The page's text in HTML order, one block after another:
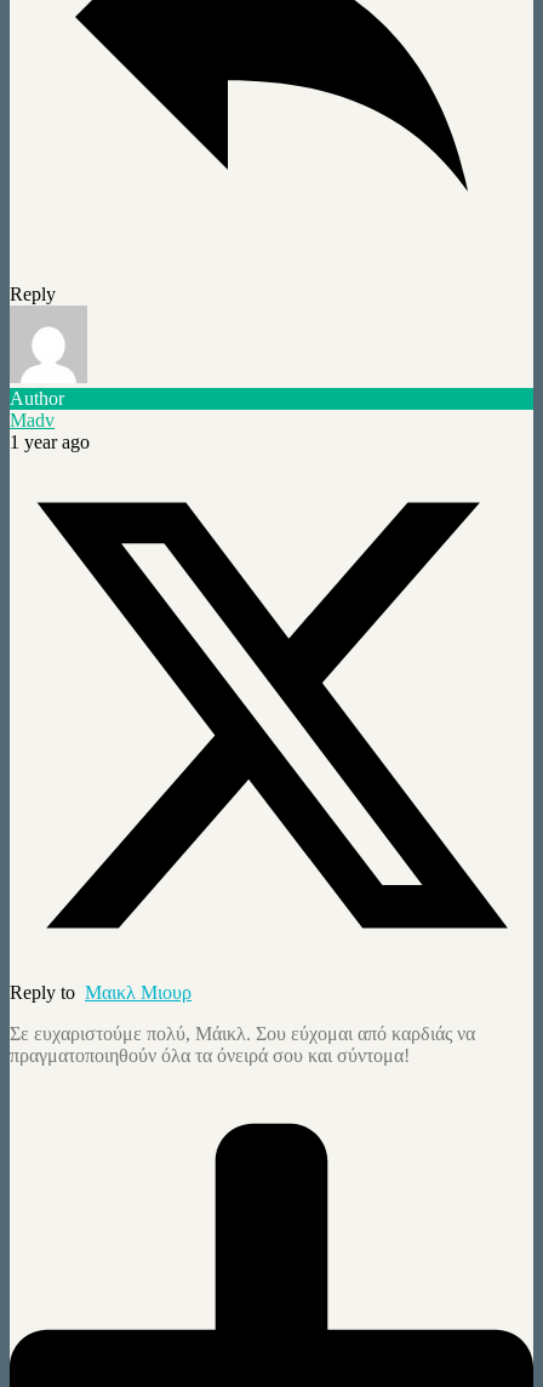
Reply
Author
Madv
1 year ago
Reply to Mαικλ Μιουρ
Σε ευχαριστούμε πολύ, Μάικλ. Σου εύχομαι από καρδιάς να
πραγματοποιηθούν όλα τα όνειρά σου και σύντομα!